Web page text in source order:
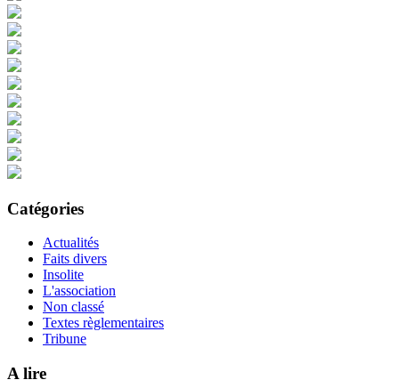
Catégories
Actualités
Faits divers
Insolite
L'association
Non classé
Textes règlementaires
Tribune
A lire